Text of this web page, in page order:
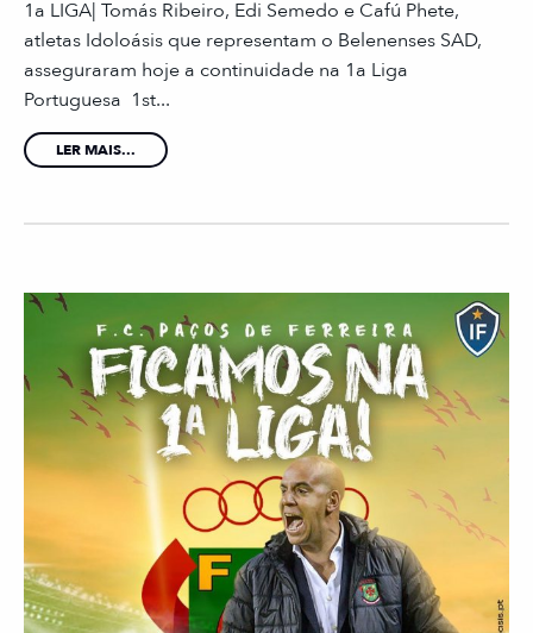
1a LIGA| Tomás Ribeiro, Edi Semedo e Cafú Phete,
atletas Idoloásis que representam o Belenenses SAD,
asseguraram hoje a continuidade na 1a Liga
Portuguesa 1st...
LER MAIS...